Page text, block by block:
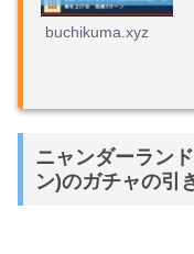
buchikuma.xyz
ニャンダーラン
ン)のガチャの引